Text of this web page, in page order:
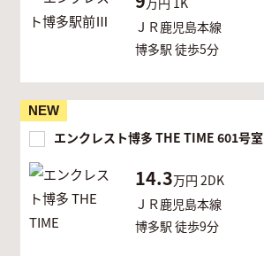
ＪＲ鹿児島本線
博多駅 徒歩5分
NEW
エンクレスト博多 THE TIME 601号室
14.3万円2DK
ＪＲ鹿児島本線
博多駅 徒歩9分